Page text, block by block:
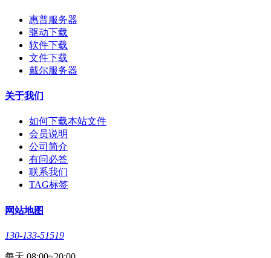
惠普服务器
驱动下载
软件下载
文件下载
戴尔服务器
关于我们
如何下载本站文件
会员说明
公司简介
有问必答
联系我们
TAG标签
网站地图
130-133-51519